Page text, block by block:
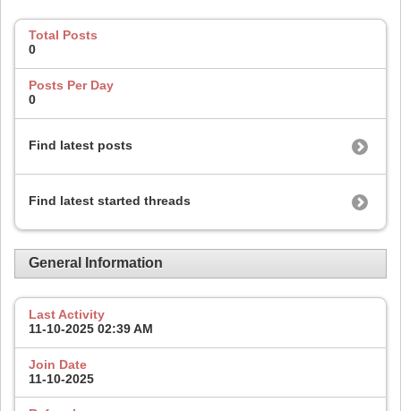
Total Posts
0
Posts Per Day
0
Find latest posts
Find latest started threads
General Information
Last Activity
11-10-2025 02:39 AM
Join Date
11-10-2025